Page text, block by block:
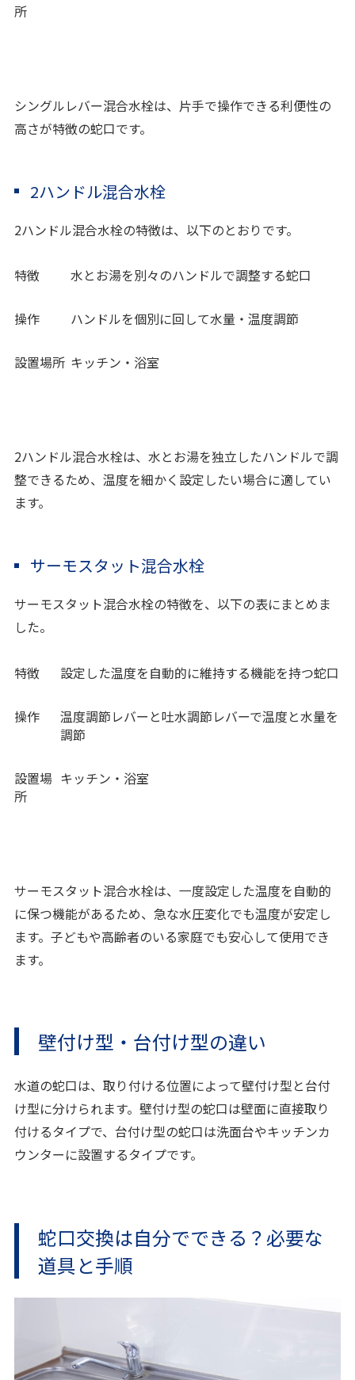
所
シングルレバー混合水栓は、片手で操作できる利便性の
高さが特徴の蛇口です。
2ハンドル混合水栓
2ハンドル混合水栓の特徴は、以下のとおりです。
特徴 水とお湯を別々のハンドルで調整する蛇口
操作 ハンドルを個別に回して水量・温度調節
設置場所 キッチン・浴室
2ハンドル混合水栓は、水とお湯を独立したハンドルで調
整できるため、温度を細かく設定したい場合に適してい
ます。
サーモスタット混合水栓
サーモスタット混合水栓の特徴を、以下の表にまとめま
した。
特徴 設定した温度を自動的に維持する機能を持つ蛇口
操作
温度調節レバーと吐水調節レバーで温度と水量を
調節
設置場
所
キッチン・浴室
サーモスタット混合水栓は、一度設定した温度を自動的
に保つ機能があるため、急な水圧変化でも温度が安定し
ます。子どもや高齢者のいる家庭でも安心して使用でき
ます。
壁付け型・台付け型の違い
水道の蛇口は、取り付ける位置によって壁付け型と台付
け型に分けられます。壁付け型の蛇口は壁面に直接取り
付けるタイプで、台付け型の蛇口は洗面台やキッチンカ
ウンターに設置するタイプです。
蛇口交換は自分でできる？必要な
道具と手順